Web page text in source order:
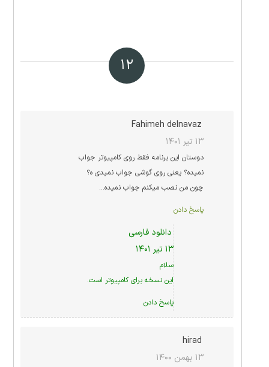
۱۲
Fahimeh delnavaz
۱۳ تیر ۱۴۰۱
دوستان این برنامه فقط روی کامپیوتر جواب
نمیده؟ یعنی روی گوشی جواب نمیدی ه؟
چون من نصب میکنم جواب نمیده…
پاسخ دادن
دانلود فارسی
۱۳ تیر ۱۴۰۱
سلام
این نسخه برای کامپیوتر است.
پاسخ دادن
hirad
۱۳ بهمن ۱۴۰۰